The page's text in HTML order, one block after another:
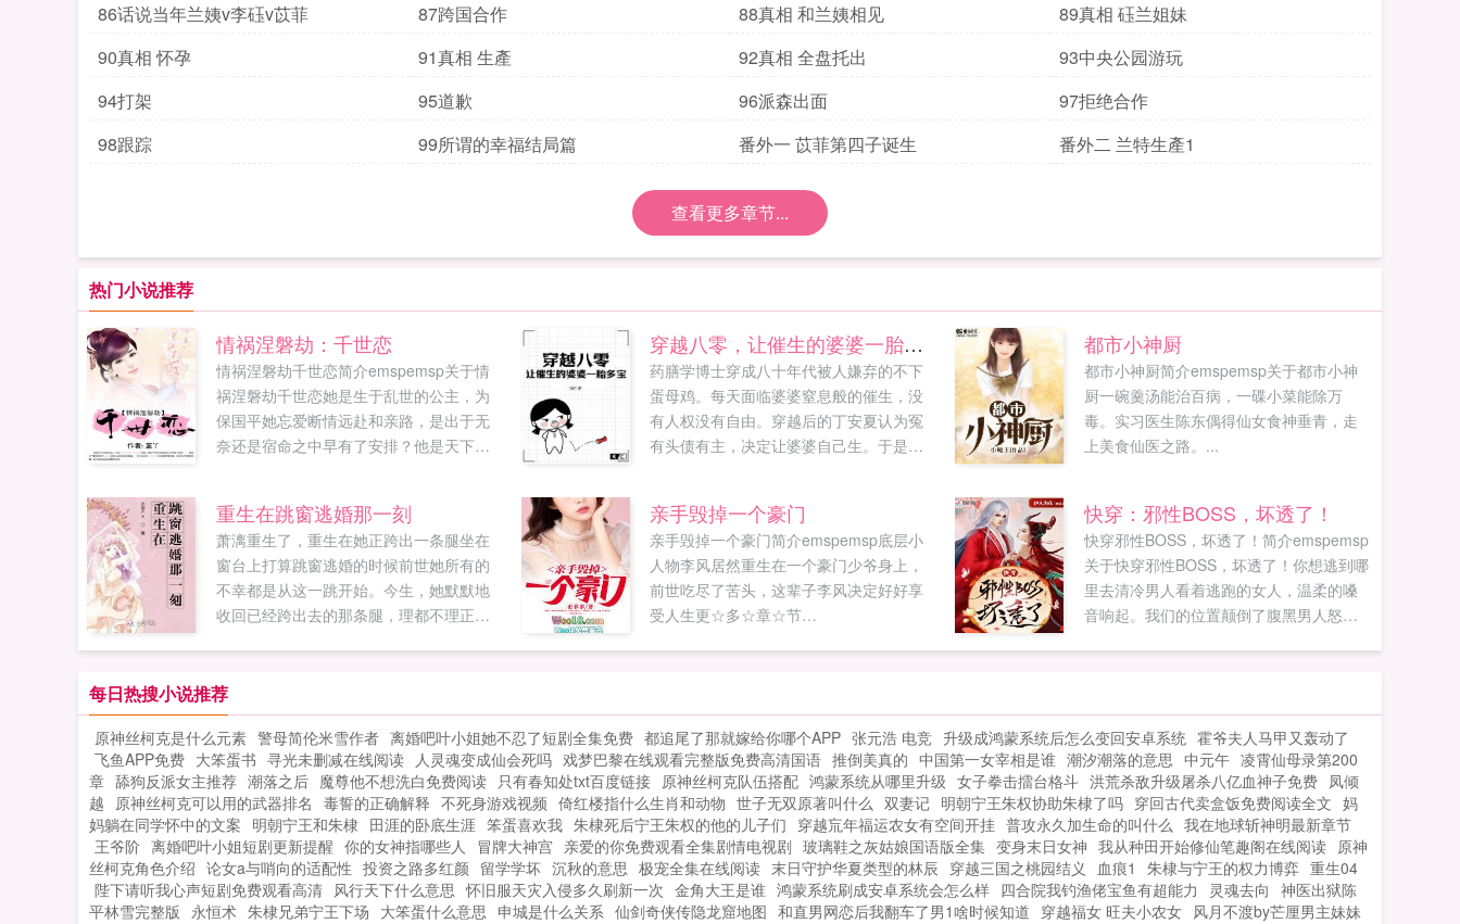
86话说当年兰姨v李砡v苡菲
87跨国合作 88真相 和兰姨相见
89真相 砡兰姐妹
90真相 怀孕
91真相 生產 92真相 全盘托出
93中央公园游玩
94打架
95道歉 96派森出面
97拒绝合作
98跟踪
99所谓的幸福结局篇 番外一 苡菲第四子诞生 番外二 兰特生產1
查看更多章节...
热门小说推荐
情祸涅磐劫：千世恋
情祸涅磐劫千世恋简介emspemsp关于情
祸涅磐劫千世恋她是生于乱世的公主，为
保国平她忘爱断情远赴和亲路，是出于无
奈还是宿命之中早有了安排？他是天下最
世记忆逐渐苏醒，他还能纵容她的弑君夺
命吗？...
穿越八零，让催生的婆婆一胎多宝
药膳学博士穿成八十年代被人嫌弃的不下
蛋母鸡。每天面临婆婆窒息般的催生，没
有人权没有自由。穿越后的丁安夏认为冤
有头债有主，决定让婆婆自己生。于是利
都市小神厨
都市小神厨简介emspemsp关于都市小神
厨一碗羹汤能治百病，一碟小菜能除万
毒。实习医生陈东偶得仙女食神垂青，走
上美食仙医之路。...
重生在跳窗逃婚那一刻
萧漓重生了，重生在她正跨出一条腿坐在
窗台上打算跳窗逃婚的时候前世她所有的
不幸都是从这一跳开始。今生，她默默地
收回已经跨出去的那条腿，理都不理正在
些疑惑的看着像个挂件一样挂在自己身上
的小新娘，不明白昨日还对他爱搭不理的
小丫头今日为何突然变的黏人了？不过，
黏的好，黏的妙，黏的瓜瓜叫如果您喜欢
重生在跳窗逃婚那一刻，别忘记分享给朋
友...
亲手毁掉一个豪门
亲手毁掉一个豪门简介emspemsp底层小
人物李风居然重生在一个豪门少爷身上，
前世吃尽了苦头，这辈子李风决定好好享
受人生更☆多☆章☆节
快穿：邪性BOSS，坏透了！
快穿邪性BOSS，坏透了！简介emspemsp
关于快穿邪性BOSS，坏透了！你想逃到哪
里去清冷男人看着逃跑的女人，温柔的嗓
音响起。我们的位置颠倒了腹黑男人怒视
某女肚子，露出了狐狸般的笑容。宓攸宁
大夏皇朝的九公主意外死亡，成为任务者
尽职完成任务。然而每个世界都会遇到那
么一个男人，他们亦正亦邪，坏的透彻，
但男人却一成不变的护她，...
每日热搜小说推荐
原神丝柯克是什么元素 警母简伦米雪作者 离婚吧叶小姐她不忍了短剧全集免费 都追尾了那就嫁给你哪个APP 张元浩 电竞 升级成鸿蒙系统后怎么变回安卓系统 霍爷夫人马甲又轰动了
飞鱼APP免费 大笨蛋书 寻光未删减在线阅读 人灵魂变成仙会死吗 戏梦巴黎在线观看完整版免费高清国语 推倒美真的 中国第一女宰相是谁 潮汐潮落的意思 中元午 凌霄仙母录第200
章 舔狗反派女主推荐 潮落之后 魔尊他不想洗白免费阅读 只有春知处txt百度链接 原神丝柯克队伍搭配 鸿蒙系统从哪里升级 女子拳击擂台格斗 洪荒杀敌升级屠杀八亿血神子免费 凤倾
越 原神丝柯克可以用的武器排名 毒誓的正确解释 不死身游戏视频 倚红楼指什么生肖和动物 世子无双原著叫什么 双妻记 明朝宁王朱权协助朱棣了吗 穿回古代卖盒饭免费阅读全文 妈
妈躺在同学怀中的文案 明朝宁王和朱棣 田涯的卧底生涯 笨蛋喜欢我 朱棣死后宁王朱权的他的儿子们 穿越巟年福运农女有空间开挂 普攻永久加生命的叫什么 我在地球斩神明最新章节
王爷阶 离婚吧叶小姐短剧更新提醒 你的女神指哪些人 冒牌大神宫 亲爱的你免费观看全集剧情电视剧 玻璃鞋之灰姑娘国语版全集 变身末日女神 我从种田开始修仙笔趣阁在线阅读 原神
丝柯克角色介绍 论女a与哨向的适配性 投资之路多红颜 留学学坏 沉秋的意思 极宠全集在线阅读 末日守护华夏类型的林辰 穿越三国之桃园结义 血痕1 朱棣与宁王的权力博弈 重生04
陛下请听我心声短剧免费观看高清 风行天下什么意思 怀旧服天灾入侵多久刷新一次 金角大王是谁 鸿蒙系统刷成安卓系统会怎么样 四合院我钓渔佬宝鱼有超能力 灵魂去向 神医出狱陈
平林雪完整版 永恒术 朱棣兄弟宁王下场 大笨蛋什么意思 申城是什么关系 仙剑奇侠传隐龙窟地图 和直男网恋后我翻车了男1啥时候知道 穿越福女 旺夫小农女 风月不渡by芒厘男主妹妹